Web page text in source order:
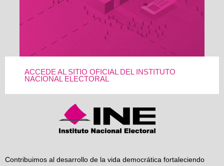
ACCEDE AL SITIO OFICIAL DEL INSTITUTO
NACIONAL ELECTORAL
Contribuimos al desarrollo de la vida democrática fortaleciendo